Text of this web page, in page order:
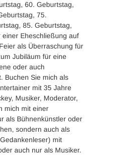
60. Geburtstag,
75.
85. Geburtstag,
Eheschließung auf
als Überraschung für
Jubiläum für eine
oder auch
Buchen Sie mich als
mit 35 Jahre
Musiker, Moderator,
mich mit einer
als Bühnenkünstler oder
sondern auch als
mit
auch nur als Musiker.